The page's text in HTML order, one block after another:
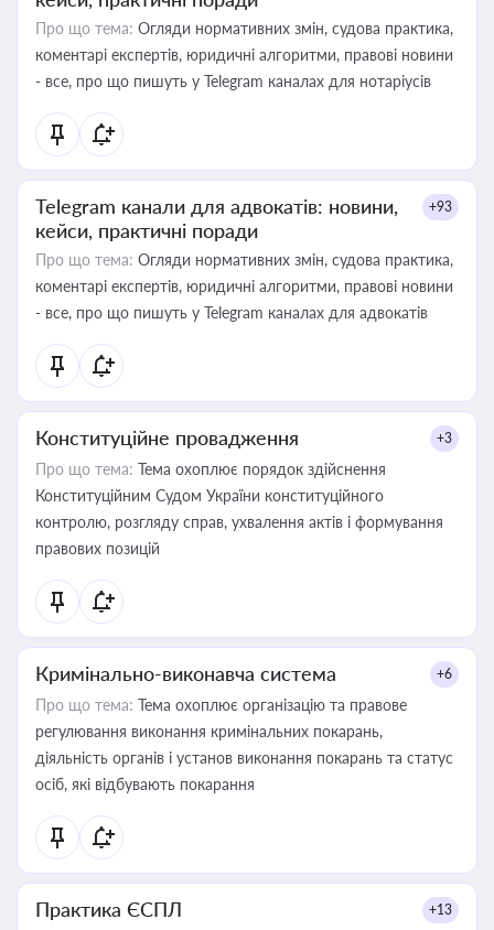
Про що тема: Огляди нормативних змін, судова практика,
коментарі експертів, юридичні алгоритми, правові новини
- все, про що пишуть у Telegram каналах для нотаріусів
Telegram канали для адвокатів: новини,
кейси, практичні поради
+93
Про що тема: Огляди нормативних змін, судова практика,
коментарі експертів, юридичні алгоритми, правові новини
- все, про що пишуть у Telegram каналах для адвокатів
Конституційне провадження +3
Про що тема: Тема охоплює порядок здійснення
Конституційним Судом України конституційного
контролю, розгляду справ, ухвалення актів і формування
правових позицій
Кримінально-виконавча система +6
Про що тема: Тема охоплює організацію та правове
регулювання виконання кримінальних покарань,
діяльність органів і установ виконання покарань та статус
осіб, які відбувають покарання
Практика ЄСПЛ +13